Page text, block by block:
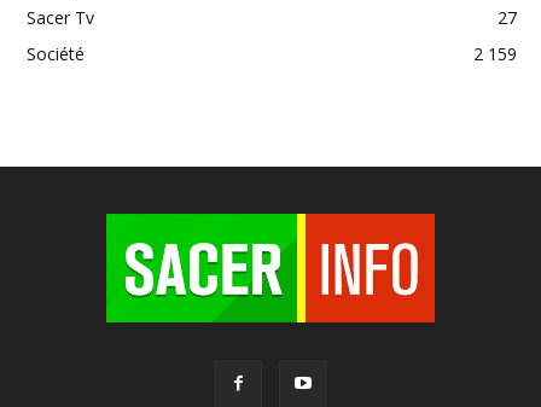
Sacer Tv
27
Société
2 159